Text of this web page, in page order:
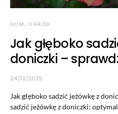
DOM, OGRÓD
Jak głęboko
doniczki –
24/12/2025
Jak głęboko sadzić jeżówkę z
sadzić jeżówkę z doniczki: